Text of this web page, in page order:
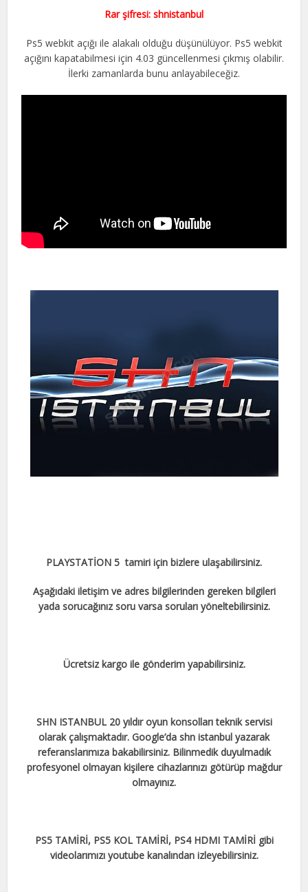
Rar şifresi: shnistanbul
Ps5 webkit açığı ile alakalı olduğu düşünülüyor. Ps5 webkit
açığını kapatabilmesi için 4.03 güncellenmesi çıkmış olabilir.
İlerki zamanlarda bunu anlayabileceğiz.
PLAYSTATİON 5 tamiri için bizlere ulaşabilirsiniz.
Aşağıdaki iletişim ve adres bilgilerinden gereken bilgileri
yada sorucağınız soru varsa soruları yöneltebilirsiniz.
Ücretsiz kargo ile gönderim yapabilirsiniz.
SHN ISTANBUL 20 yıldır oyun konsolları teknik servisi
olarak çalışmaktadır. Google’da shn istanbul yazarak
referanslarımıza bakabilirsiniz. Bilinmedik duyulmadık
profesyonel olmayan kişilere cihazlarınızı götürüp mağdur
olmayınız.
PS5 TAMİRİ, PS5 KOL TAMİRİ, PS4 HDMI TAMİRİ gibi
videolarımızı youtube kanalından izleyebilirsiniz.